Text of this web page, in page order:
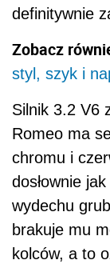
definitywnie
Zobacz
styl, szyk i
Silnik 3.2 V6
Romeo ma
chromu i
dosłownie
wydechu
brakuje mu
kolców, a to